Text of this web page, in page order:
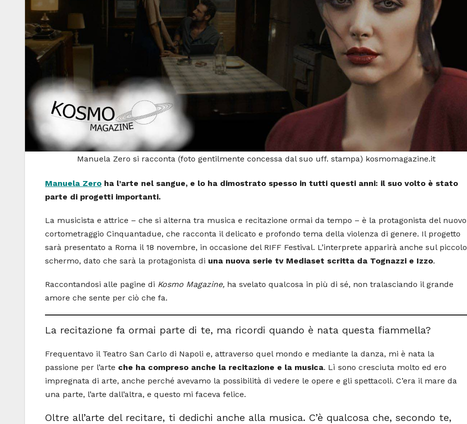
Manuela Zero si racconta (foto gentilmente concessa dal suo uff. stampa) kosmomagazine.it
Manuela Zero ha l’arte nel sangue, e lo ha dimostrato spesso in tutti questi anni: il suo volto è stato
parte di progetti importanti.
La musicista e attrice – che si alterna tra musica e recitazione ormai da tempo – è la protagonista del nuovo
cortometraggio Cinquantadue, che racconta il delicato e profondo tema della violenza di genere. Il progetto
sarà presentato a Roma il 18 novembre, in occasione del RIFF Festival. L’interprete apparirà anche sul piccolo
schermo, dato che sarà la protagonista di una nuova serie tv Mediaset scritta da Tognazzi e Izzo.
Raccontandosi alle pagine di Kosmo Magazine, ha svelato qualcosa in più di sé, non tralasciando il grande
amore che sente per ciò che fa.
La recitazione fa ormai parte di te, ma ricordi quando è nata questa fiammella?
Frequentavo il Teatro San Carlo di Napoli e, attraverso quel mondo e mediante la danza, mi è nata la
passione per l’arte che ha compreso anche la recitazione e la musica. Lì sono cresciuta molto ed ero
impregnata di arte, anche perché avevamo la possibilità di vedere le opere e gli spettacoli. C’era il mare da
una parte, l’arte dall’altra, e questo mi faceva felice.
Oltre all’arte del recitare, ti dedichi anche alla musica. C’è qualcosa che, secondo te,